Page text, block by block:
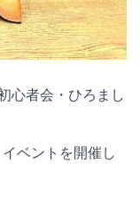
心者会・ひろまし
ベントを開催し